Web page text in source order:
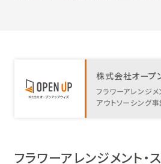
株式会社オープ
フラワーアレンジ
アウトソーシング事
フラワーアレンジメント・